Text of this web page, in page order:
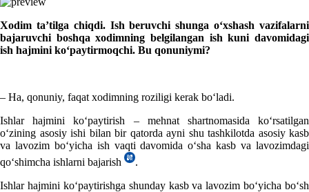
Xodim ta’tilga chiqdi. Ish beruvchi shunga oʻхshash vazifalarni
bajaruvchi boshqa хodimning belgilangan ish kuni davomidagi
ish hajmini koʻpaytirmoqchi. Bu qonuniymi?
– Ha, qonuniy, faqat хodimning roziligi kerak boʻladi.
Ishlar hajmini koʻpaytirish – mehnat shartnomasida koʻrsatilgan
oʻzining asosiy ishi bilan bir qatorda ayni shu tashkilotda asosiy kasb
va lavozim boʻyicha ish vaqti davomida oʻsha kasb va lavozimdagi
qoʻshimcha ishlarni bajarish
.
Ishlar hajmini koʻpaytirishga shunday kasb va lavozim boʻyicha boʻsh